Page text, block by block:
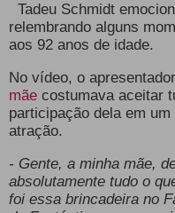
Tadeu Schmidt
relembrando alguns
aos 92 anos de idade.
No vídeo, o
mãecostumava aceitar
participação dela em um
atração.
- Gente, a minha mãe,
absolutamente tudo o
foi essa brincadeira no